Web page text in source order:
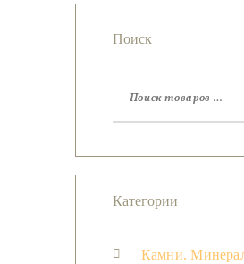
Поиск
Категории
Камни.